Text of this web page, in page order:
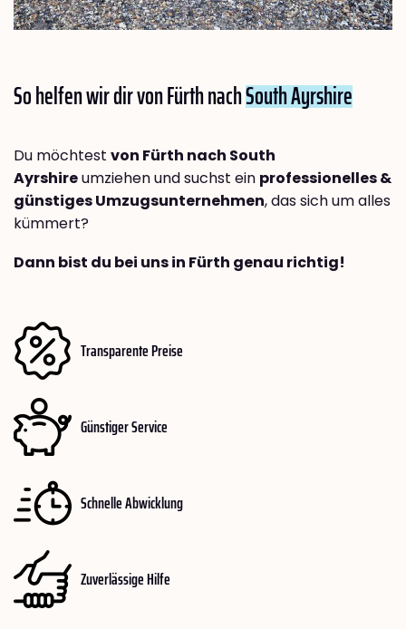
So helfen wir dir von Fürth nachSouth Ayrshire
Du möchtest von Fürth nach South
Ayrshireumziehen und suchst ein professionelles &
günstiges Umzugsunternehmen, das sich um alles
kümmert?
Dann bist du bei uns in Fürth genau richtig!
Transparente Preise
Günstiger Service
Schnelle Abwicklung
Zuverlässige Hilfe